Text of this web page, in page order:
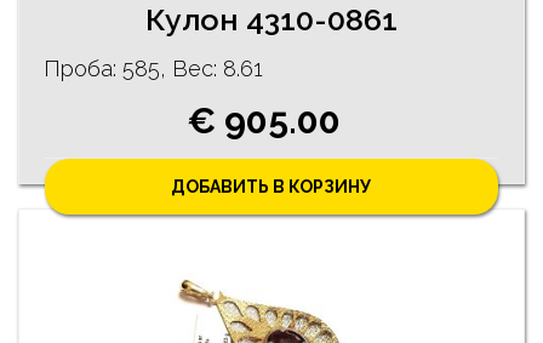
Кулон 4310-0861
Проба: 585, Bес: 8.61
€ 905.00
ДОБАВИТЬ В КОРЗИНУ